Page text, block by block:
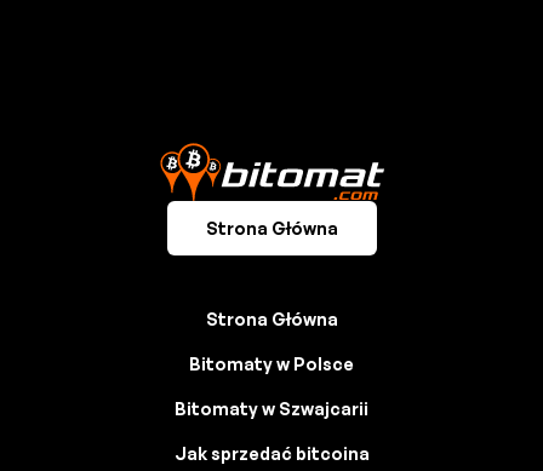
Strona Główna
Strona Główna
Bitomaty w Polsce
Bitomaty w Szwajcarii
Jak sprzedać bitcoina